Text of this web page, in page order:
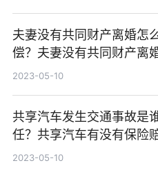
夫妻没有共同财产离婚怎
偿？夫妻没有共同财产离
判？
2023-05-10
共享汽车发生交通事故是
任？共享汽车有没有保险
2023-05-10